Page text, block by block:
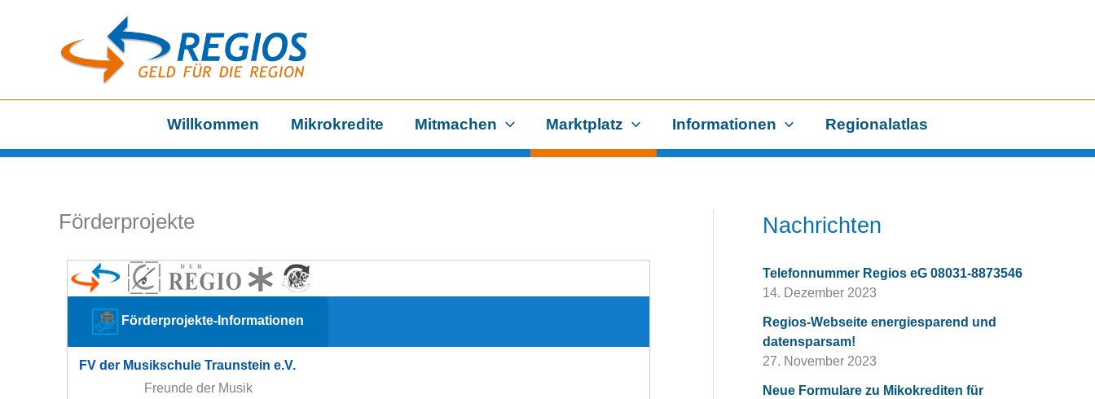
Willkommen Mikrokredite Mitmachen Marktplatz Informationen Regionalatlas
Förderprojekte
Förderprojekte-Informationen
FV der Musikschule Traunstein e.V.
Freunde der Musik
Nachrichten
Telefonnummer Regios eG 08031-8873546
14. Dezember 2023
Regios-Webseite energiesparend und
datensparsam!
27. November 2023
Neue Formulare zu Mikokrediten für